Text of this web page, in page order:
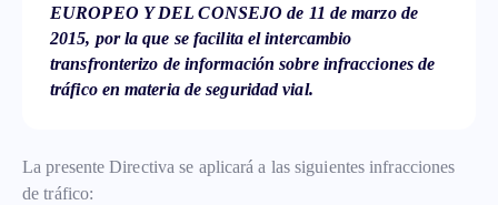
EUROPEO Y DEL CONSEJO de 11 de marzo de
2015, por la que se facilita el intercambio
transfronterizo de información sobre infracciones de
tráfico en materia de seguridad vial.
La presente Directiva se aplicará a las siguientes infracciones
de tráfico: